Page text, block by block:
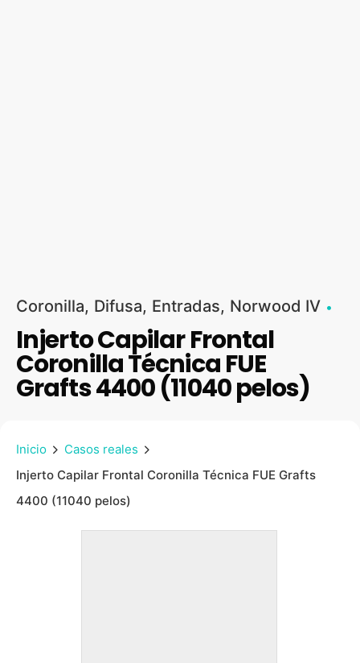
Coronilla Difusa Entradas Norwood IV
Injerto Capilar Frontal
Coronilla Técnica FUE
Grafts 4400 (11040 pelos)
Inicio
Casos reales
Injerto Capilar Frontal Coronilla Técnica FUE Grafts
4400 (11040 pelos)